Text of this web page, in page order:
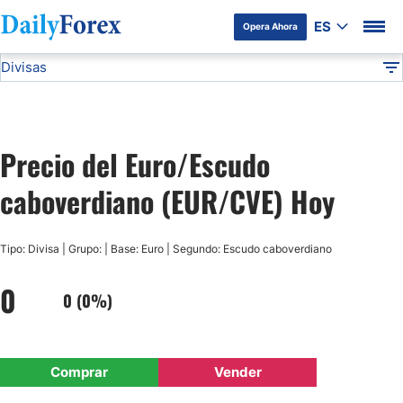
Opera Ahora ES
Divulgación del Anunciante
Divisas
USD/JPY
GBP/USD
AUD/USD
Precio del Euro/Escudo
caboverdiano (EUR/CVE) Hoy
Tipo: Divisa | Grupo: | Base: Euro | Segundo: Escudo caboverdiano
0 0 (0%)
Comprar Vender